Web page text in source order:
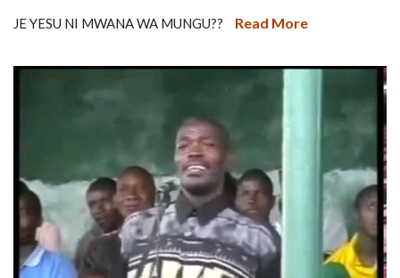
JE YESU NI MWANA WA MUNGU?? Read More